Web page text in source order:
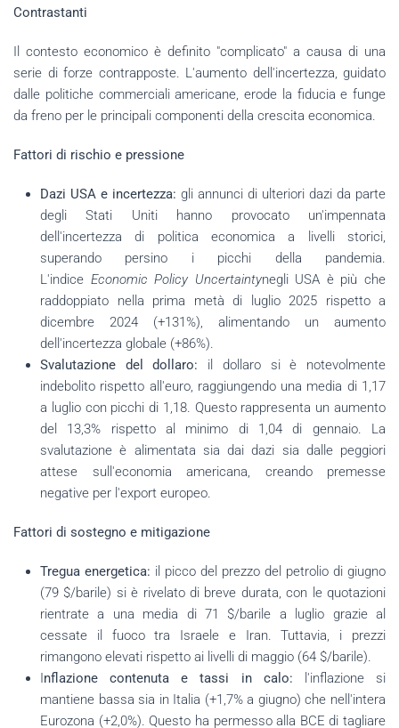
Contrastanti
Il contesto economico è definito "complicato" a causa di una
serie di forze contrapposte. L'aumento dell'incertezza, guidato
dalle politiche commerciali americane, erode la fiducia e funge
da freno per le principali componenti della crescita economica.
Fattori di rischio e pressione
Dazi USA e incertezza: gli annunci di ulteriori dazi da parte
degli Stati Uniti hanno provocato un'impennata
dell'incertezza di politica economica a livelli storici,
superando persino i picchi della pandemia.
L'indice Economic Policy Uncertaintynegli USA è più che
raddoppiato nella prima metà di luglio 2025 rispetto a
dicembre 2024 (+131%), alimentando un aumento
dell'incertezza globale (+86%).
Svalutazione del dollaro: il dollaro si è notevolmente
indebolito rispetto all'euro, raggiungendo una media di 1,17
a luglio con picchi di 1,18. Questo rappresenta un aumento
del 13,3% rispetto al minimo di 1,04 di gennaio. La
svalutazione è alimentata sia dai dazi sia dalle peggiori
attese sull'economia americana, creando premesse
negative per l'export europeo.
Fattori di sostegno e mitigazione
Tregua energetica: il picco del prezzo del petrolio di giugno
(79 $/barile) si è rivelato di breve durata, con le quotazioni
rientrate a una media di 71 $/barile a luglio grazie al
cessate il fuoco tra Israele e Iran. Tuttavia, i prezzi
rimangono elevati rispetto ai livelli di maggio (64 $/barile).
Inflazione contenuta e tassi in calo:
l'inflazione si
mantiene bassa sia in Italia (+1,7% a giugno) che nell'intera
Eurozona (+2,0%). Questo ha permesso alla BCE di tagliare